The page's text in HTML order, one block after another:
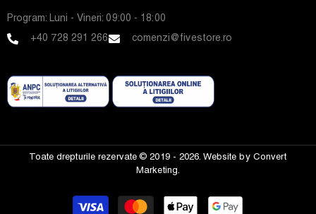
Program: Luni - Vineri: 09:00 - 18:00
+40 728 291 266 comenzi@fivestore.ro
Toate drepturile rezervate © 2019 - 2026. Website by Convert
Marketing.
Modalitati